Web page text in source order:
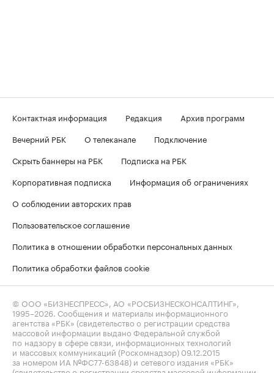
Контактная информация Редакция
Архив программ
Вечерний РБК
О телеканале
Подключение
Скрыть баннеры на РБК
Подписка на РБК
Корпоративная подписка
Информация об ограничениях
О соблюдении авторских прав
Пользовательское соглашение
Политика в отношении обработки персональных данных
Политика обработки файлов cookie
© ООО «БИЗНЕСПРЕСС», АО «РОСБИЗНЕСКОНСАЛТИНГ»,
1995–2026 . Сообщения и материалы информационного
агентства «РБК» (свидетельство о регистрации средства
массовой информации выдано Федеральной службой
по надзору в сфере связи, информационных технологий
и массовых коммуникаций (Роскомнадзор) 09.12.2015
за номером ИА №ФС77-63848) и сетевого издания «РБК»